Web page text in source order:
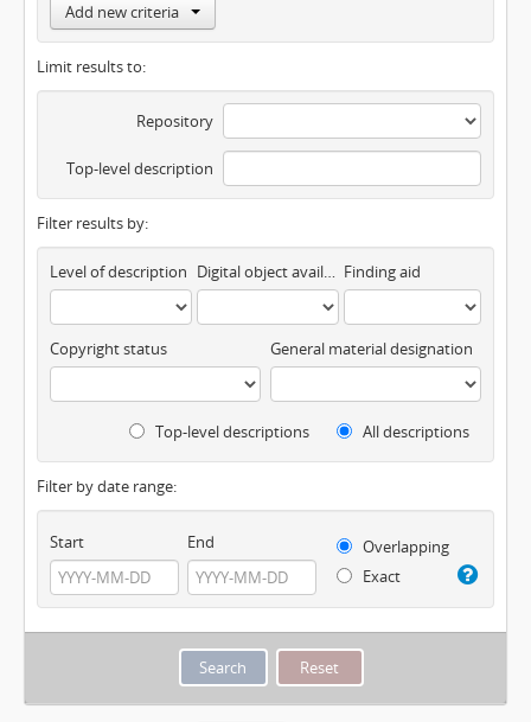
Add new criteria
Limit results to:
Repository
Top-level description
Filter results by:
Level of description Digital object available Finding aid
Copyright status General material designation
Top-level descriptions All descriptions
Filter by date range:
Start End
Overlapping
Exact